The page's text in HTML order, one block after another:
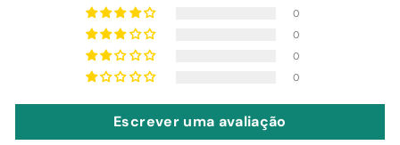
0
0
0
0
Escrever uma avaliação